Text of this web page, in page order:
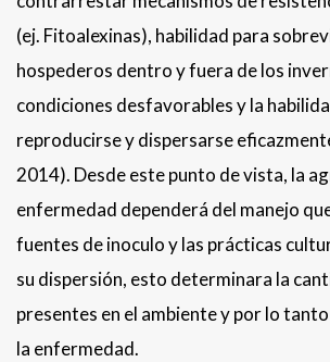
(ej. Fitoalexinas), habilidad para
hospederos dentro y fuera de los
condiciones desfavorables y la
reproducirse y dispersarse
2014). Desde este punto de vista, la
enfermedad dependerá del manejo
fuentes de inoculo y las prácticas
su dispersión, esto determinara la
presentes en el ambiente y por lo
la enfermedad.